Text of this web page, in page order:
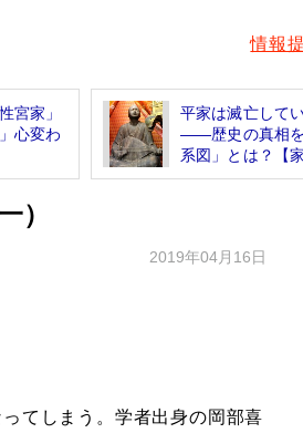
情報
宮家」
心変わ
平家は滅亡して
――歴史の真相
系図」とは？【
）
2019年04月16日
てしまう。学者出身の岡部喜